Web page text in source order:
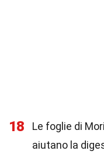
18
Le foglie di
aiutano la